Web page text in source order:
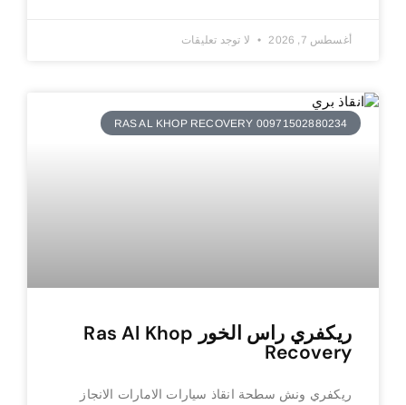
أغسطس 7, 2026 لا توجد تعليقات
RAS AL KHOP RECOVERY 00971502880234
ريكفري راس الخور Ras Al Khop
Recovery
ريكفري ونش سطحة انقاذ سيارات الامارات الانجاز